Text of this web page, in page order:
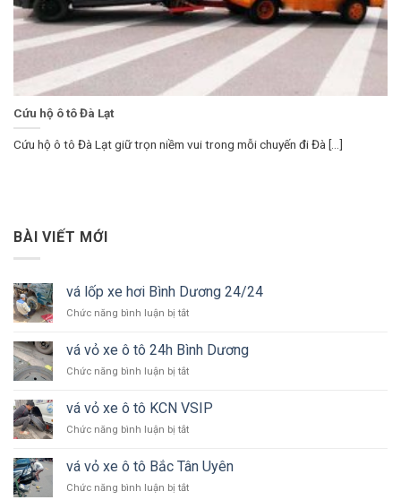
Cứu hộ ô tô Đà Lạt
Cứu hộ ô tô Đà Lạt giữ trọn niềm vui trong mỗi chuyến đi Đà [...]
BÀI VIẾT MỚI
vá lốp xe hơi Bình Dương 24/24
Chức năng bình luận bị tắtở
lốp
xe
hơi
Dương
vá vỏ xe ô tô 24h Bình Dương
Chức năng bình luận bị tắtở
vỏ
xe
ô
24h
Dương
vá vỏ xe ô tô KCN VSIP
Chức năng bình luận bị tắtở
vỏ
xe
ô
vá vỏ xe ô tô Bắc Tân Uyên
Chức năng bình luận bị tắtở